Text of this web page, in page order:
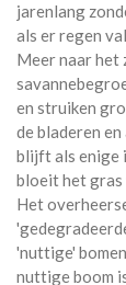
jarenlang
als er regen
Meer naar het
en struiken
de bladeren
blijft als enige
bloeit het gras
Het
'nuttige'
nuttige boom